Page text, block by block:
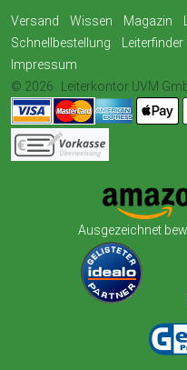
Versand Wissen Magazin
Schnellbestellung
Leiterfinder
Impressum
© 2026
Leiterkontor UVM
Ausgezeichnet